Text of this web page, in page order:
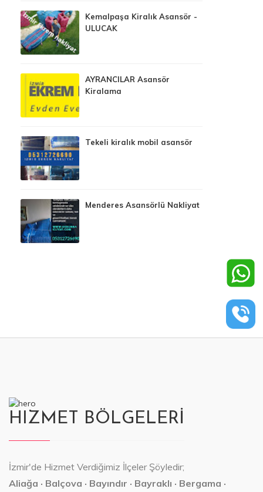
Kemalpaşa Kiralık Asansör -
ULUCAK
AYRANCILAR Asansör
Kiralama
Tekeli kiralık mobil asansör
Menderes Asansörlü Nakliyat
HIZMET BÖLGELERİ
İzmir'de Hizmet Verdiğimiz İlçeler Şöyledir;
Aliağa · Balçova · Bayındır · Bayraklı · Bergama ·